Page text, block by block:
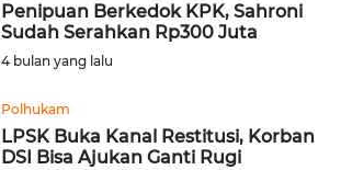
Penipuan Berkedok KPK, Sahroni
Sudah Serahkan Rp300 Juta
4 bulan yang lalu
Polhukam
LPSK Buka Kanal Restitusi, Korban
DSI Bisa Ajukan Ganti Rugi